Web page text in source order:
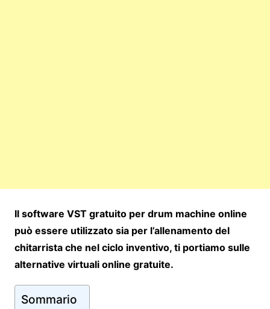
Il software VST gratuito per drum machine online
può essere utilizzato sia per l’allenamento del
chitarrista che nel ciclo inventivo, ti portiamo sulle
alternative virtuali online gratuite.
Sommario